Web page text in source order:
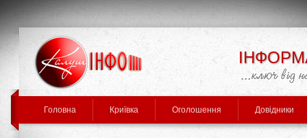
Головна Криївка Оголошення Довідники